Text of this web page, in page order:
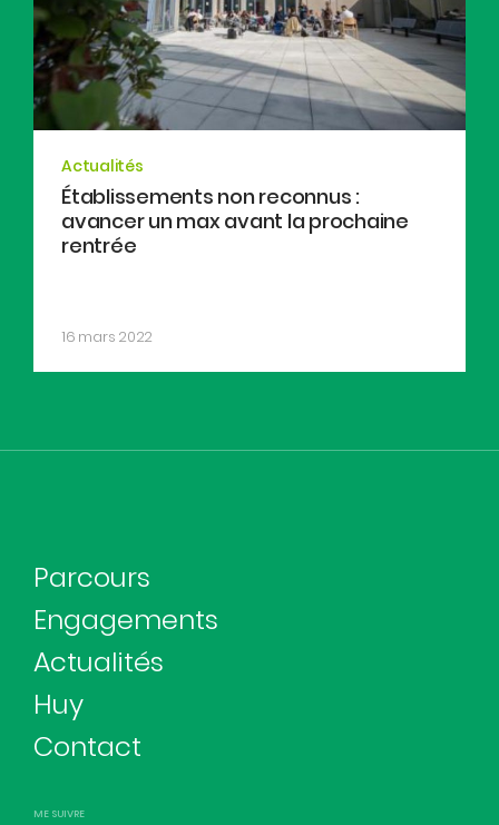
Actualités
Établissements non reconnus :
avancer un max avant la prochaine
rentrée
16 mars 2022
Parcours
Engagements
Actualités
Huy
Contact
ME SUIVRE